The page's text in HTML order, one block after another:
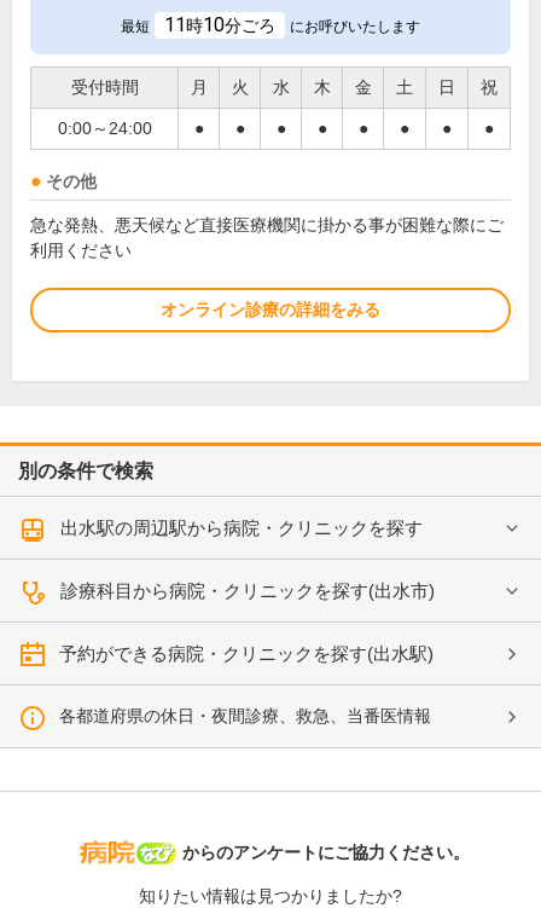
最短 11時10分ごろ にお呼びいたします
受付時間 月 火 水 木 金 土 日 祝
0:00～24:00 ● ● ● ● ● ● ● ●
その他
急な発熱、悪天候など直接医療機関に掛かる事が困難な際にご
利用ください
オンライン診療の詳細をみる
別の条件で検索
出水駅の周辺駅から病院・クリニックを探す
診療科目から病院・クリニックを探す(出水市)
予約ができる病院・クリニックを探す(出水駅)
各都道府県の休日・夜間診療、救急、当番医情報
病院なび
からのアンケートにご協力ください。
知りたい情報は見つかりましたか?